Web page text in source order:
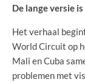
De lange versie
Het verhaal
World Circuit op
Mali en Cuba
problemen met